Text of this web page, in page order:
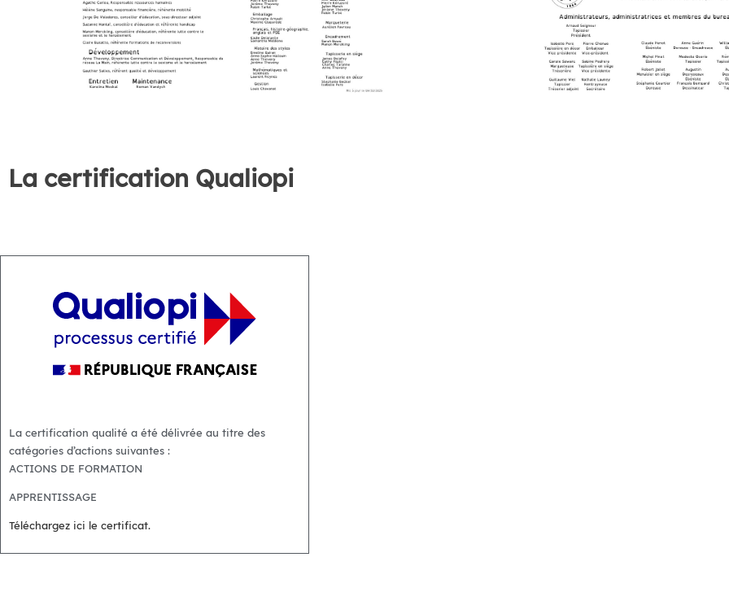
La certification Qualiopi
La certification qualité a été délivrée au titre des
catégories d’actions suivantes :
ACTIONS DE FORMATION
APPRENTISSAGE
Téléchargez ici le certificat.